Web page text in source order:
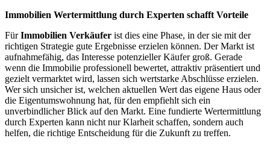
Immobilien Wertermittlung durch Experten schafft Vorteile
FürImmobilien Verkäufer ist dies eine Phase, in der sie mit der
richtigen Strategie gute Ergebnisse erzielen können. Der Markt ist
aufnahmefähig, das Interesse potenzieller Käufer groß. Gerade
wenn die Immobilie professionell bewertet, attraktiv präsentiert und
gezielt vermarktet wird, lassen sich wertstarke Abschlüsse erzielen.
Wer sich unsicher ist, welchen aktuellen Wert das eigene Haus oder
die Eigentumswohnung hat, für den empfiehlt sich ein
unverbindlicher Blick auf den Markt. Eine fundierte Wertermittlung
durch Experten kann nicht nur Klarheit schaffen, sondern auch
helfen, die richtige Entscheidung für die Zukunft zu treffen.